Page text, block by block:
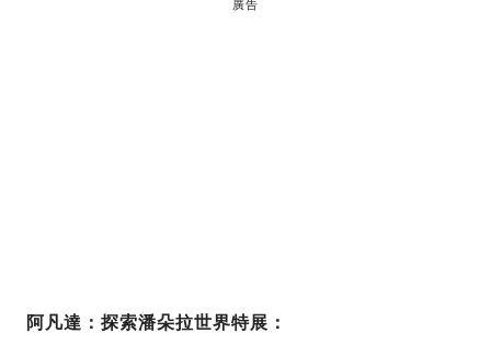
廣告
阿凡達：探索潘朵拉世界特展：